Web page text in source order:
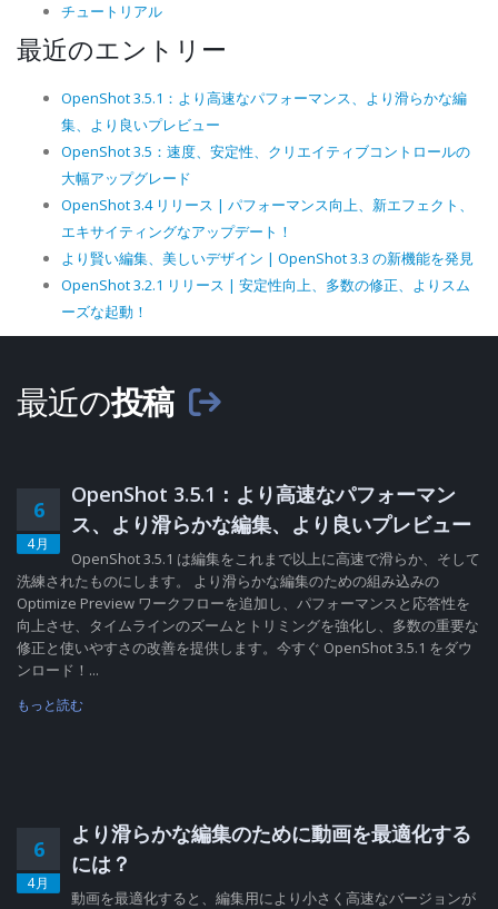
チュートリアル
最近のエントリー
OpenShot 3.5.1：より高速なパフォーマンス、より滑らかな編
集、より良いプレビュー
OpenShot 3.5：速度、安定性、クリエイティブコントロールの
大幅アップグレード
OpenShot 3.4 リリース | パフォーマンス向上、新エフェクト、
エキサイティングなアップデート！
より賢い編集、美しいデザイン | OpenShot 3.3 の新機能を発見
OpenShot 3.2.1 リリース | 安定性向上、多数の修正、よりスム
ーズな起動！
最近の投稿
6
4月
OpenShot 3.5.1：より高速なパフォーマン
ス、より滑らかな編集、より良いプレビュー
OpenShot 3.5.1 は編集をこれまで以上に高速で滑らか、そして
洗練されたものにします。 より滑らかな編集のための組み込みの
Optimize Preview ワークフローを追加し、パフォーマンスと応答性を
向上させ、タイムラインのズームとトリミングを強化し、多数の重要な
修正と使いやすさの改善を提供します。今すぐ OpenShot 3.5.1 をダウ
ンロード！...
もっと読む
6
4月
より滑らかな編集のために動画を最適化する
には？
動画を最適化すると、編集用により小さく高速なバージョンが